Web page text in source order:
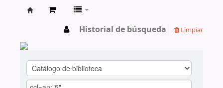
Historial de búsqueda Limpiar